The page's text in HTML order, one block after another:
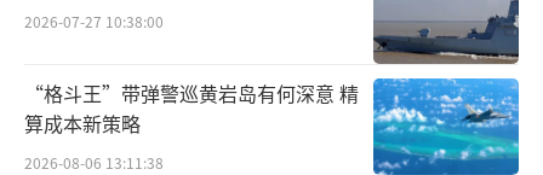
2026-07-27 10:38:00
“格斗王”带弹警巡黄岩岛有何深意 精
算成本新策略
2026-08-06 13:11:38